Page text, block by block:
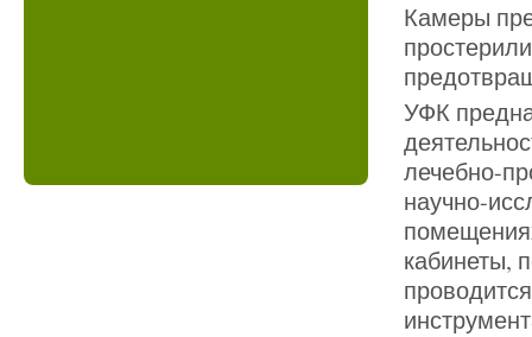
Камеры
УФК
лечебно-
научно-
кабинеты,